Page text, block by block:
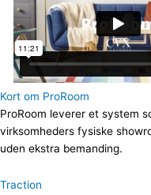
Kort om ProRoom
ProRoom leverer et system
virksomheders fysiske
uden ekstra bemanding.
Traction